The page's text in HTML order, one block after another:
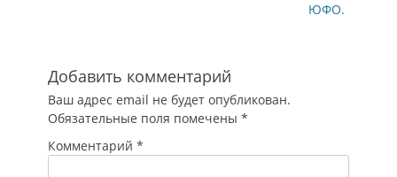
ЮФО.
Добавить комментарий
Ваш адрес email не будет опубликован.
Обязательные поля помечены *
Комментарий *